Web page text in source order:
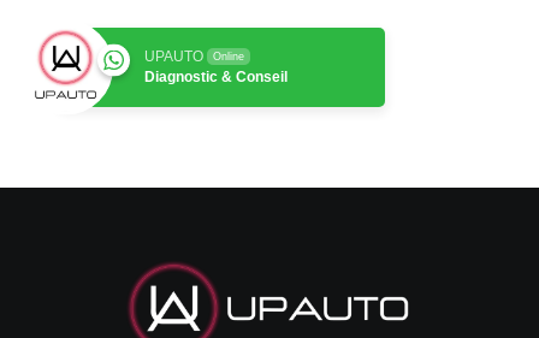
UPAUTO Online
Diagnostic & Conseil